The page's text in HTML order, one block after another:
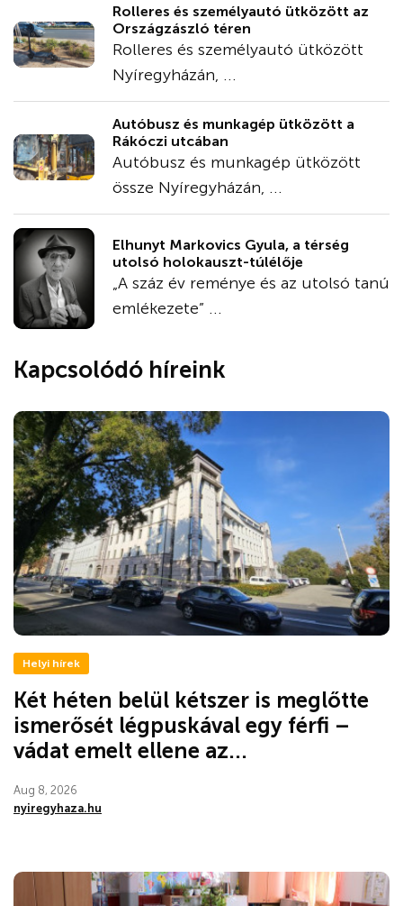
Rolleres és személyautó ütközött az
Országzászló téren
Rolleres és személyautó ütközött
Nyíregyházán, ...
Autóbusz és munkagép ütközött a
Rákóczi utcában
Autóbusz és munkagép ütközött
össze Nyíregyházán, ...
Elhunyt Markovics Gyula, a térség
utolsó holokauszt-túlélője
„A száz év reménye és az utolsó tanú
emlékezete” ...
Kapcsolódó híreink
Helyi hírek
Két héten belül kétszer is meglőtte
ismerősét légpuskával egy férfi –
vádat emelt ellene az...
Aug 8, 2026
nyiregyhaza.hu